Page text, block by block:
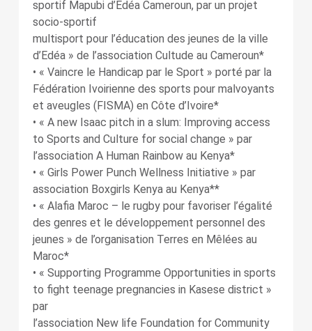
sportif Mapubi d’Edéa Cameroun, par un projet
socio-sportif
multisport pour l’éducation des jeunes de la ville
d’Edéa » de l’association Cultude au Cameroun*
• « Vaincre le Handicap par le Sport » porté par la
Fédération Ivoirienne des sports pour malvoyants
et aveugles (FISMA) en Côte d’Ivoire*
• « A new Isaac pitch in a slum: Improving access
to Sports and Culture for social change » par
l’association A Human Rainbow au Kenya*
• « Girls Power Punch Wellness Initiative » par
association Boxgirls Kenya au Kenya**
• « Alafia Maroc – le rugby pour favoriser l’égalité
des genres et le développement personnel des
jeunes » de l’organisation Terres en Mêlées au
Maroc*
• « Supporting Programme Opportunities in sports
to fight teenage pregnancies in Kasese district »
par
l’association New life Foundation for Community